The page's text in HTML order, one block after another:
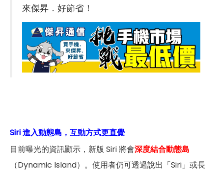
來傑昇．好節省！
Siri 進入動態島，互動方式更直覺
目前曝光的資訊顯示，新版 Siri 將會深度結合動態島
（Dynamic Island）。使用者仍可透過說出「Siri」或長